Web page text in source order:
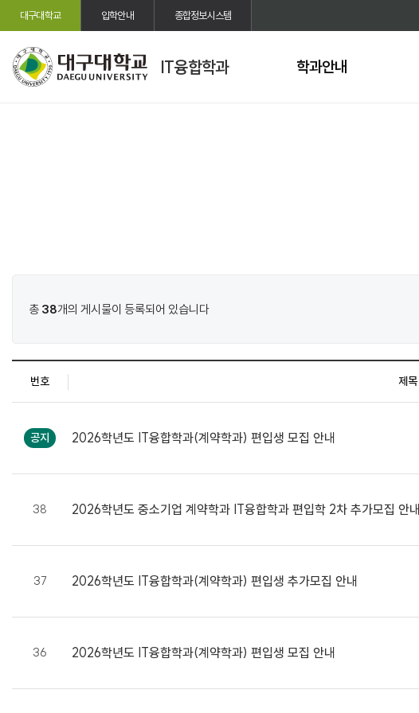
대구대학교 입학안내 종합정보시스템
IT융합학과 학과안내
총 38개의 게시물이 등록되어 있습니다
항
번호 제목
공지 2026학년도 IT융합학과(계약학과) 편입생 모집 안내
38 2026학년도 중소기업 계약학과 IT융합학과 편입학 2차 추가모집 안내
37 2026학년도 IT융합학과(계약학과) 편입생 추가모집 안내
36 2026학년도 IT융합학과(계약학과) 편입생 모집 안내